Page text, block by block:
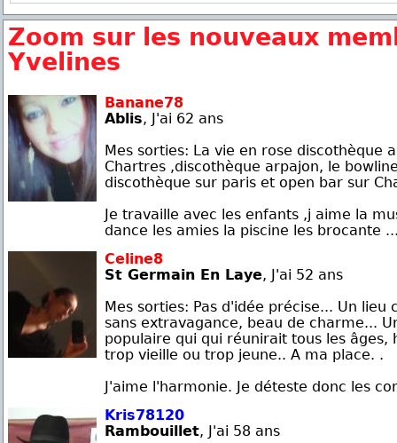
Zoom sur les nouveaux
Yvelines
Banane78
Ablis, J'ai 62 ans
Mes sorties: La vie en rose discothèque
Chartres ,discothèque arpajon, le
discothèque sur paris et open bar sur
Je travaille avec les enfants ,j aime la
dance les amies la piscine les brocante
Celine8
St Germain En Laye, J'ai 52 ans
Mes sorties: Pas d'idée précise... Un lieu
sans extravagance, beau de charme...
populaire qui qui réunirait tous les âges,
trop vieille ou trop jeune.. A ma place. .
J'aime l'harmonie. Je déteste donc les
Kris78120
Rambouillet, J'ai 58 ans